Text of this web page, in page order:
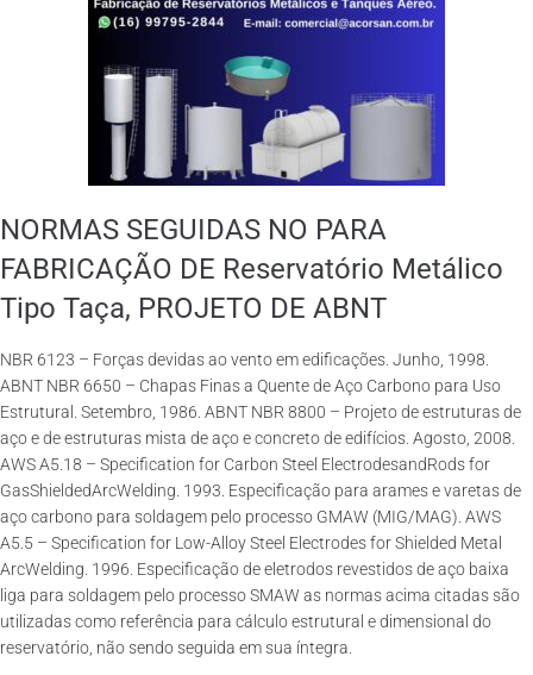
NORMAS SEGUIDAS NO PARA
FABRICAÇÃO DE Reservatório Metálico
Tipo Taça, PROJETO DE ABNT
NBR 6123 – Forças devidas ao vento em edificações. Junho, 1998.
ABNT NBR 6650 – Chapas Finas a Quente de Aço Carbono para Uso
Estrutural. Setembro, 1986. ABNT NBR 8800 – Projeto de estruturas de
aço e de estruturas mista de aço e concreto de edifícios. Agosto, 2008.
AWS A5.18 – Specification for Carbon Steel ElectrodesandRods for
GasShieldedArcWelding. 1993. Especificação para arames e varetas de
aço carbono para soldagem pelo processo GMAW (MIG/MAG). AWS
A5.5 – Specification for Low-Alloy Steel Electrodes for Shielded Metal
ArcWelding. 1996. Especificação de eletrodos revestidos de aço baixa
liga para soldagem pelo processo SMAW as normas acima citadas são
utilizadas como referência para cálculo estrutural e dimensional do
reservatório, não sendo seguida em sua íntegra.